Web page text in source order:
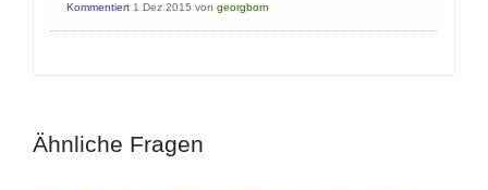
Kommentiert 1 Dez 2015 von georgborn
Ähnliche Fragen